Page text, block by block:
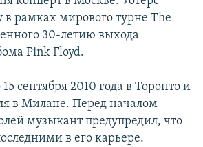
в рамках мирового турне The
30-летию выхода
Pink Floyd.
сентября 2010 года в Торонто и
в Милане. Перед началом
музыкант предупредил, что
в его карьере.